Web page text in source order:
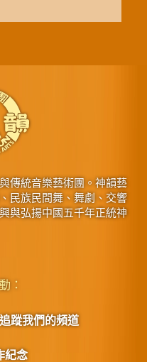
傳統音樂藝術團。神韻藝
民族民間舞、舞劇、交響
與弘揚中國五千年正統神
：
蹤我們的頻道
紀念